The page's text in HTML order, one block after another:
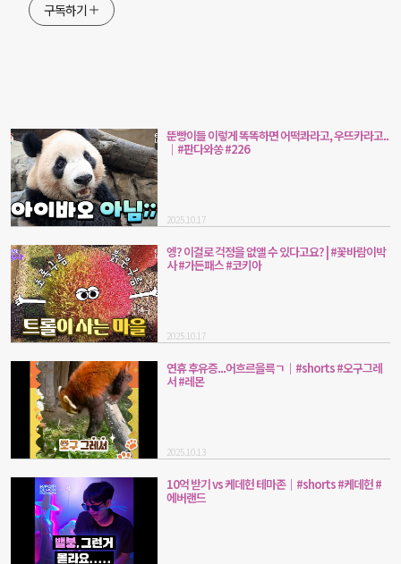
구독하기
뚠빵이들 이렇게 똑똑하면 어떡콰라고, 우뜨카라고..
｜#판다와쏭 #226
2025.10.17
엥? 이걸로 걱정을 없앨 수 있다고요? | #꽃바람이박
사 #가든패스 #코키아
2025.10.17
연휴 후유증...어흐르을륵ㄱ｜#shorts #오구그레
서 #레몬
2025.10.13
10억 받기 vs 케데헌 테마존｜#shorts #케데헌 #
에버랜드